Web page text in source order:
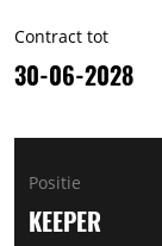
Contract tot
30-06-2028
Positie
KEEPER